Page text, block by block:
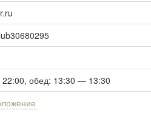
обед: 13:30 — 13:30